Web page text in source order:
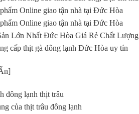
Online giao tận nhà tại Đức Hòa
Online giao tận nhà tại Đức Hòa
Lớn Nhất Đức Hòa Giá Rẻ Chất
cấp thịt gà đông lạnh Đức Hòa uy tín
đông lạnh thịt trâu
của thịt trâu đông lạnh